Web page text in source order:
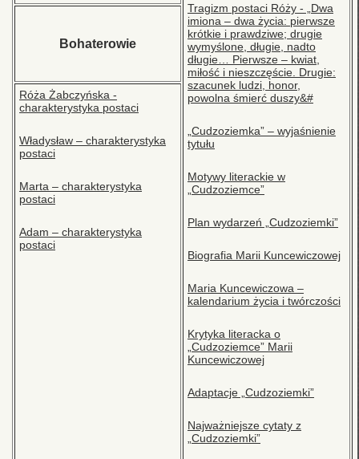
Tragizm postaci Róży - „Dwa
imiona – dwa życia: pierwsze
krótkie i prawdziwe; drugie
wymyślone, długie, nadto
długie… Pierwsze – kwiat,
miłość i nieszczęście. Drugie:
szacunek ludzi, honor,
powolna śmierć duszy&#
„Cudzoziemka” – wyjaśnienie
tytułu
Motywy literackie w
„Cudzoziemce”
Plan wydarzeń „Cudzoziemki”
Biografia Marii Kuncewiczowej
Maria Kuncewiczowa –
kalendarium życia i twórczości
Krytyka literacka o
„Cudzoziemce” Marii
Kuncewiczowej
Adaptacje „Cudzoziemki”
Najważniejsze cytaty z
„Cudzoziemki”
Bohaterowie
Róża Żabczyńska -
charakterystyka postaci
Władysław – charakterystyka
postaci
Marta – charakterystyka
postaci
Adam – charakterystyka
postaci